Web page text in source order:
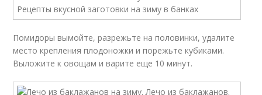
Помидоры вымойте, разрежьте на половинки, удалите
место крепления плодоножки и порежьте кубиками.
Выложите к овощам и варите еще 10 минут.